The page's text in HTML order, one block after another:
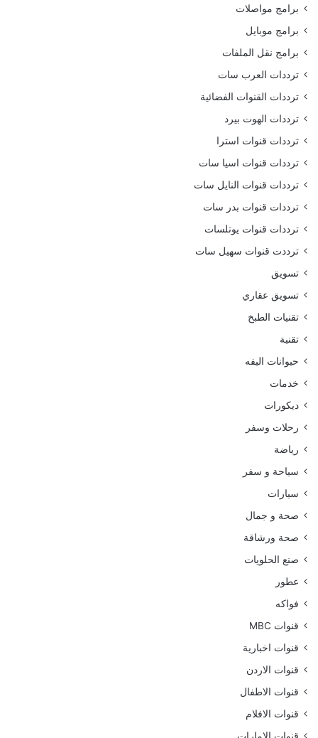
برامج مواصلات
برامج موبايل
برامج نقل الملفات
ترددات العرب سات
ترددات القنوات الفضائية
ترددات الهوت بيرد
ترددات قنوات استرا
ترددات قنوات اسيا سات
ترددات قنوات النايل سات
ترددات قنوات بدر سات
ترددات قنوات يوتلسات
ترددت قنوات سهيل سات
تسويق
تسويق عقاري
تقنيات الطبخ
تقنية
حيوانات اليفه
خدمات
ديكورات
رحلات وسفر
رياضة
سياحة و سفر
سيارات
صحة و جمال
صحة ورشاقة
صنع الحلويات
عطور
فواكه
قنوات MBC
قنوات اخبارية
قنوات الاردن
قنوات الاطفال
قنوات الافلام